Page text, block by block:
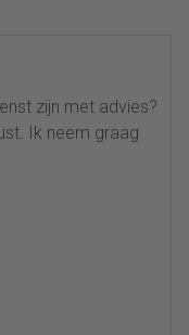
zijn met advies?
Ik neem graag